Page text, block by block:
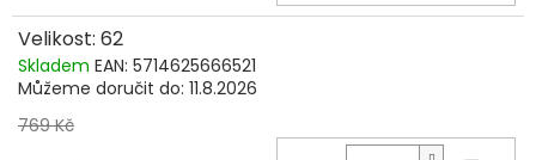
Velikost: 62
Skladem EAN: 5714625666521
Můžeme doručit do: 11.8.2026
769 Kč